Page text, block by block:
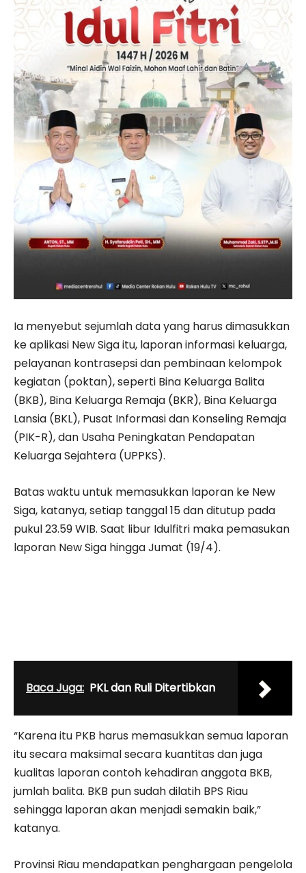
Ia menyebut sejumlah data yang harus dimasukkan
ke aplikasi New Siga itu, laporan informasi keluarga,
pelayanan kontrasepsi dan pembinaan kelompok
kegiatan (poktan), seperti Bina Keluarga Balita
(BKB), Bina Keluarga Remaja (BKR), Bina Keluarga
Lansia (BKL), Pusat Informasi dan Konseling Remaja
(PIK-R), dan Usaha Peningkatan Pendapatan
Keluarga Sejahtera (UPPKS).
Batas waktu untuk memasukkan laporan ke New
Siga, katanya, setiap tanggal 15 dan ditutup pada
pukul 23.59 WIB. Saat libur Idulfitri maka pemasukan
laporan New Siga hingga Jumat (19/4).
Baca Juga: PKL dan Ruli Ditertibkan
“Karena itu PKB harus memasukkan semua laporan
itu secara maksimal secara kuantitas dan juga
kualitas laporan contoh kehadiran anggota BKB,
jumlah balita. BKB pun sudah dilatih BPS Riau
sehingga laporan akan menjadi semakin baik,”
katanya.
Provinsi Riau mendapatkan penghargaan pengelola